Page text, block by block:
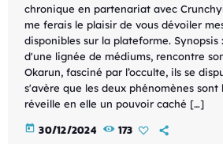
chronique en partenariat avec
me ferais le plaisir de vous dévoiler
disponibles sur la plateforme. Synopsis
d'une lignée de médiums, rencontre
Okarun, fasciné par l’occulte, ils se
s'avère que les deux phénomènes sont
réveille en elle un pouvoir caché […]
today 30/12/2024 173